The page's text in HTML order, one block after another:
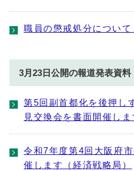
職員の懲戒処分について
3月23日公開の報道発表資料
第5回副首都化を後押し
見交換会を書面開催しま
令和7年度第4回大阪府
催します（経済戦略局）